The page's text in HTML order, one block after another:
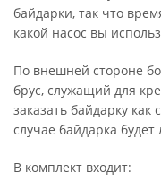
байдарки, так что
какой насос вы
По внешней стороне
брус, служащий для
заказать байдарку как
случае байдарка
В комплект входит: